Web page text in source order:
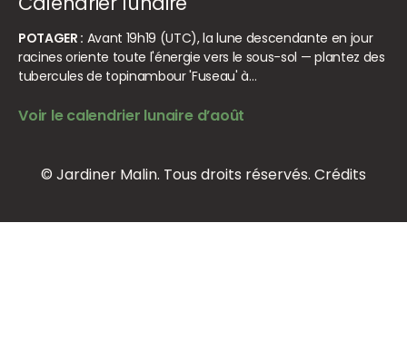
POTAGER : Avant 19h19 (UTC), la lune descendante en jour
racines oriente toute l'énergie vers le sous-sol — plantez des
tubercules de topinambour 'Fuseau' à…
Voir le calendrier lunaire d’août
© Jardiner Malin. Tous droits réservés. Crédits